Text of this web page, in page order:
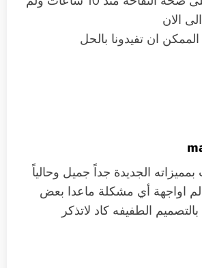
الان
ان تفيدونا بالحل
بمميزاته الجديدة جداً جميل وحالياً
اواجهة أي مشكلة ماعدا بعض
الطفيفه كاد لاتذكر